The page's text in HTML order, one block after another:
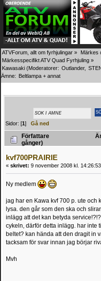
ATVForum, allt om fyrhjulingar » Märkes
Märkesspecifikt ATV Quad Fyrhjuling »
Kawasaki (Moderatorer: Outlander,
Ämne: Beltlampa + annat
Sidor: [1]Gå ned
Författare
gånger)
kvf700PRAIRIE
« skrivet: 9 november 2008 kl.
Ny medlem
jag har en Kawa kvf 700 p. ute och
lysa. den går som den ska och
inlägg att det kan betyda
cykeln, därför detta inlägg. har inte
beltet? kan hända att den dragit in
tacksam för svar innan jag börjar
Mvh